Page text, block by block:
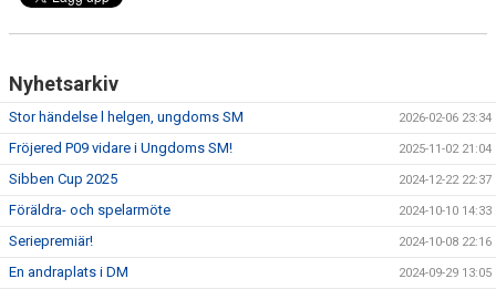
Nyhetsarkiv
Stor händelse l helgen, ungdoms SM 2026-02-06 23:34
Fröjered P09 vidare i Ungdoms SM! 2025-11-02 21:04
Sibben Cup 2025 2024-12-22 22:37
Föräldra- och spelarmöte 2024-10-10 14:33
Seriepremiär! 2024-10-08 22:16
En andraplats i DM 2024-09-29 13:05